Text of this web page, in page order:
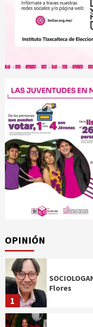
OPINIÓN
1
Flores